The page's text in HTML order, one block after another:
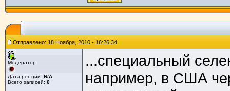
Отправлено: 18 Ноября, 2010 - 16:26:34
Модератор
Дата рег-ции: N/A
Всего записей: 0
...специальный
например, в США